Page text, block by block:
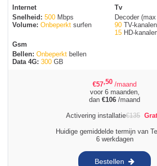
Internet
Snelheid: 500 Mbps
Volume: Onbeperkt surfen
Tv
Decoder
90 TV-kanalen
15 HD-
Gsm
Bellen: Onbeperkt bellen
Data 4G: 300 GB
€57,50 /maand
voor 6 maanden,
dan €106 /maand
Activering installatie€135
Huidige gemiddelde termijn van
6 werkdagen
Bestellen